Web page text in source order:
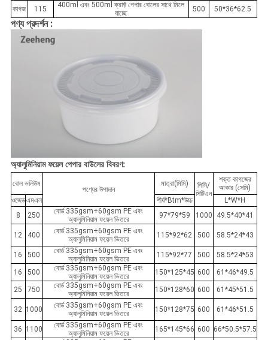
কাগজ
115
400ml এবং 500ml ক্রাফ্ট পেপার বোলের সাথে মিলে
যাচ্ছে
500 50*36*62.5
পণ্য প্রদর্শন :
অ্যালুমিনিয়াম ফয়েল পেপার বাউলের ​​বিবরণ:
বোল ভলিউম
পণ্যের উপাদান
মাত্রা(মিমি)
পিসি/
সিটিএন
শক্ত কাগজের
আকার (সেমি)
ওজেডএমএল শীর্ষ*Btm*উচ্চ
L*W*H
8
250
বোর্ড 335gsm+60gsm PE এবং
অ্যালুমিনিয়াম ফয়েল ভিতরে
97*79*59 1000 49.5*40*41
12 400
বোর্ড 335gsm+60gsm PE এবং
অ্যালুমিনিয়াম ফয়েল ভিতরে
115*92*62 500 58.5*24*43
16 500
বোর্ড 335gsm+60gsm PE এবং
অ্যালুমিনিয়াম ফয়েল ভিতরে
115*92*77 500 58.5*24*53
16 500
বোর্ড 335gsm+60gsm PE এবং
অ্যালুমিনিয়াম ফয়েল ভিতরে
150*125*45 600 61*46*49.5
25 750
বোর্ড 335gsm+60gsm PE এবং
অ্যালুমিনিয়াম ফয়েল ভিতরে
150*128*60 600 61*45*51.5
32 1000
বোর্ড 335gsm+60gsm PE এবং
অ্যালুমিনিয়াম ফয়েল ভিতরে
150*128*75 600 61*46*51.5
36 1100
বোর্ড 335gsm+60gsm PE এবং
অ্যালুমিনিয়াম ফয়েল ভিতরে
165*145*66 600 66*50.5*57.5